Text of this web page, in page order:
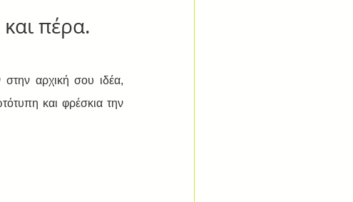
πέρα.
αρχική σου ιδέα,
και φρέσκια την